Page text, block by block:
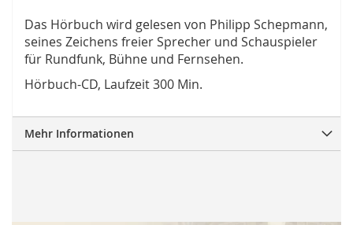
Das Hörbuch wird gelesen von Philipp Schepmann,
seines Zeichens freier Sprecher und Schauspieler
für Rundfunk, Bühne und Fernsehen.
Hörbuch-CD, Laufzeit 300 Min.
Mehr Informationen